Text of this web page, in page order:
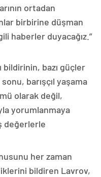
ortadan
birbirine düşman
haberler duyacağız.”
bildirinin, bazı güçler
barışçıl yaşama
olarak değil,
yorumlanmaya
değerlerle
her zaman
bildiren Lavrov,